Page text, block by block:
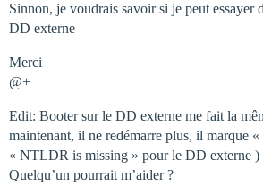
Sinnon, je voudrais savoir si je peut essayer
DD externe
Merci
@+
Edit: Booter sur le DD externe me fait la
maintenant, il ne redémarre plus, il marque
« NTLDR is missing » pour le DD externe )
Quelqu’un pourrait m’aider ?